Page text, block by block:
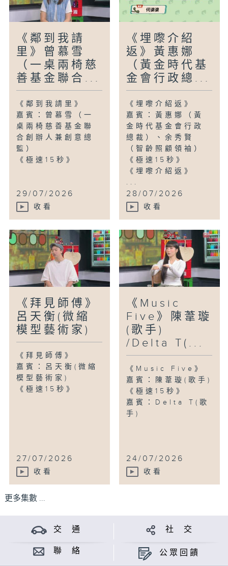
《鄰到我請
里》曾慕雪
（一桌兩椅慈
善基金聯合...
《鄰到我請里》
嘉賓：曾慕雪（一
桌兩椅慈善基金聯
合創辦人兼創意總
監）
《極速15秒》
29/07/2026
收看
《埋嚟介紹
返》黃惠娜
（黃金時代基
金會行政總...
《埋嚟介紹返》
嘉賓：黃惠娜（黃
金時代基金會行政
總裁）、余秀賢
（智齡照顧領袖）
《極速15秒》
《埋嚟介紹返》
...
28/07/2026
收看
《拜見師傅》
呂天衡(微縮
模型藝術家)
《拜見師傅》
嘉賓：呂天衡(微縮
模型藝術家)
《極速15秒》
27/07/2026
收看
《Music
Five》陳葦璇
(歌手)
/Delta T(...
《Music Five》
嘉賓：陳葦璇(歌手)
《極速15秒》
嘉賓：Delta T(歌
手)
24/07/2026
收看
更多集數 ...
交 通 社 交
聯 絡 公眾回饋